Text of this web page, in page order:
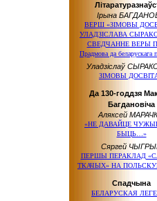
Ірына
ВЕРШ «ЗІМОВЫ
УЛАДЗІСЛАВА
СВЕДЧАННЕ ВЕРЫ
Прадмова да беларускага
Уладзіслаў
ЗІМОВЫ
Да 130-годдзя
Багдановіча
Аляксей
«НЕ ДАВАЙЦЕ
БЫЦЬ…»
Сяргей
ПЕРШЫ ПЕРАКЛАД
ТКАЧЫХ» НА
Спадчына
БЕЛАРУСКАЯ